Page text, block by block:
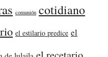
comunión cotidiano
el estilario predice el